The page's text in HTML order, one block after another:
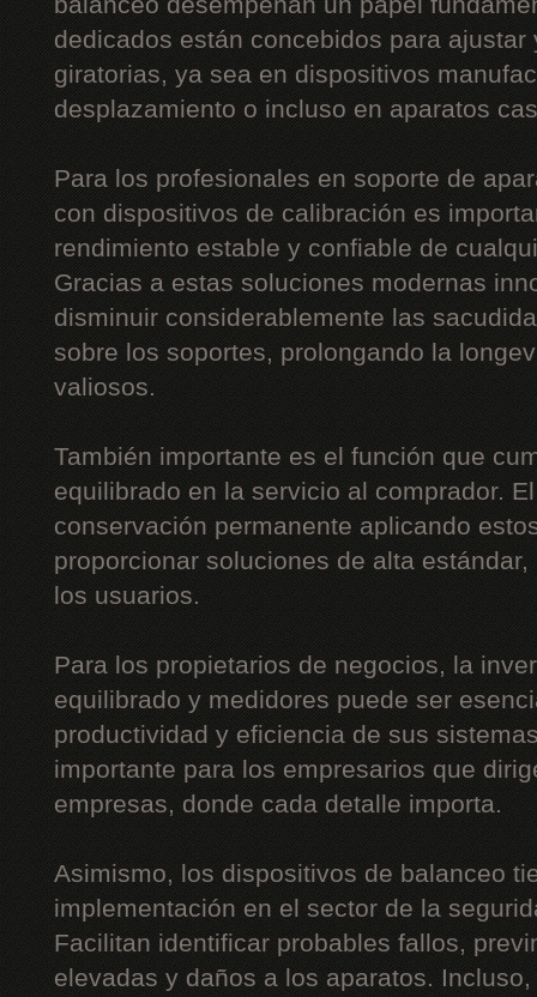
dedicados están concebidos para
giratorias, ya sea en dispositivos
desplazamiento o incluso en aparatos
Para los profesionales en soporte de
con dispositivos de calibración es
rendimiento estable y confiable de
Gracias a estas soluciones modernas
disminuir considerablemente las
sobre los soportes, prolongando la
valiosos.
También importante es el función que
equilibrado en la servicio al comprador.
conservación permanente aplicando
proporcionar soluciones de alta
los usuarios.
Para los propietarios de negocios, la
equilibrado y medidores puede ser
productividad y eficiencia de sus
importante para los empresarios que
empresas, donde cada detalle importa.
Asimismo, los dispositivos de balanceo
implementación en el sector de la
Facilitan identificar probables fallos,
elevadas y daños a los aparatos.